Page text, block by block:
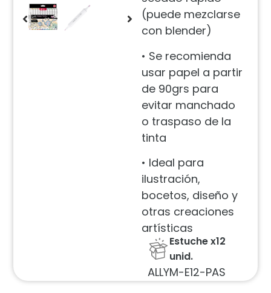
(puede mezclarse
con blender)
• Se recomienda
usar papel a partir
de 90grs para
evitar manchado
o traspaso de la
tinta
• Ideal para
ilustración,
bocetos, diseño y
otras creaciones
artísticas
Estuche x12
unid.
ALLYM-E12-PAS